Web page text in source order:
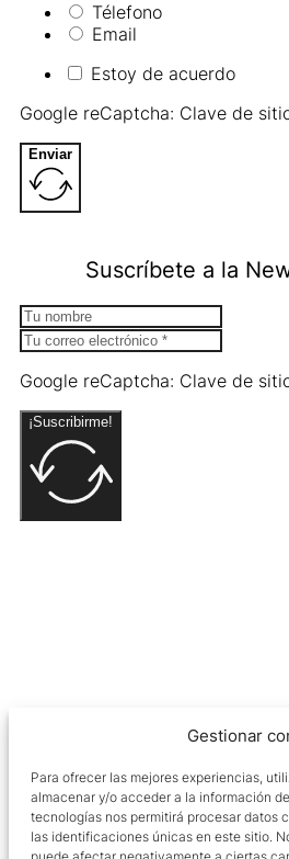
Gestionar
Para ofrecer las mejores experiencias,
almacenar y/o acceder a la información
tecnologías nos permitirá procesar datos
las identificaciones únicas en este sitio.
Télefono
Email
Estoy de acuerdo
Google reCaptcha: Clave de
Enviar
Suscríbete a la
Google reCaptcha: Clave de
¡Suscribirme!